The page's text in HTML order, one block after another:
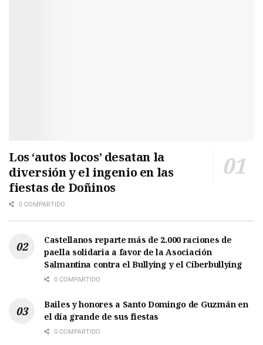
Los ‘autos locos’ desatan la
diversión y el ingenio en las
fiestas de Doñinos
0 COMPARTIDO
Castellanos reparte más de 2.000 raciones de
paella solidaria a favor de la Asociación
Salmantina contra el Bullying y el Ciberbullying
0 COMPARTIDO
Bailes y honores a Santo Domingo de Guzmán en
el día grande de sus fiestas
0 COMPARTIDO